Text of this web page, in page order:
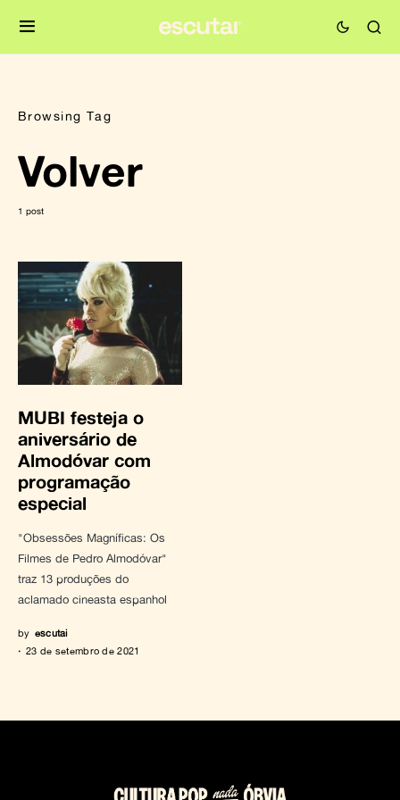
Browsing Tag
Volver
1 post
MUBI festeja o
aniversário de
Almodóvar com
programação
especial
"Obsessões Magníficas: Os
Filmes de Pedro Almodóvar"
traz 13 produções do
aclamado cineasta espanhol
by escutai
23 de setembro de 2021